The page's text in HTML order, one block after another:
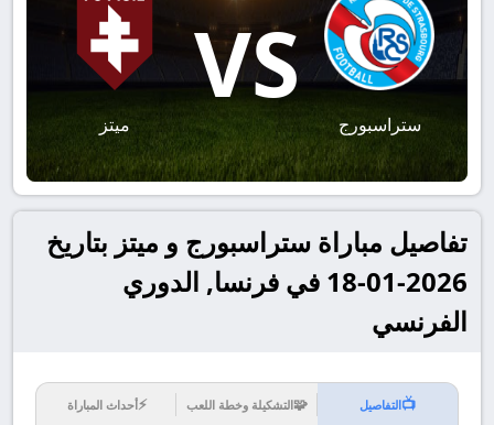
ستراسبورج
VS
ميتز
تفاصيل مباراة ستراسبورج و ميتز بتاريخ
2026-01-18 في فرنسا, الدوري
الفرنسي
📺التفاصيل 🧩التشكيلة وخطة اللعب ⚡أحداث المباراة